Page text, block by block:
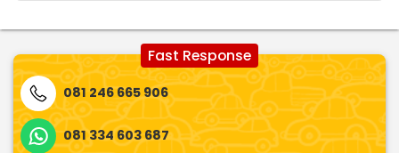
Fast Response
081 246 665 906
081 334 603 687